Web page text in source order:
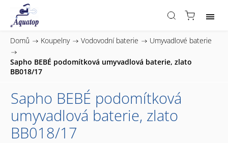
Domů / Koupelny / Vodovodní baterie /
Umyvadlové baterie
/
Sapho BEBÉ podomítková umyvadlová baterie, zlato
BB018/17
Sapho BEBÉ podomítková
umyvadlová baterie, zlato
BB018/17